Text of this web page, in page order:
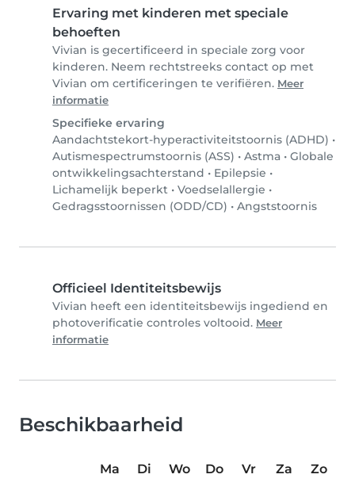
Ervaring met kinderen met speciale
behoeften
Vivian is gecertificeerd in speciale zorg voor
kinderen. Neem rechtstreeks contact op met
Vivian om certificeringen te verifiëren. Meer
informatie
Specifieke ervaring
Aandachtstekort-hyperactiviteitstoornis (ADHD) •
Autismespectrumstoornis (ASS) • Astma • Globale
ontwikkelingsachterstand • Epilepsie •
Lichamelijk beperkt • Voedselallergie •
Gedragsstoornissen (ODD/CD) • Angststoornis
Officieel Identiteitsbewijs
Vivian heeft een identiteitsbewijs ingediend en
photoverificatie controles voltooid. Meer
informatie
Beschikbaarheid
Ma Di Wo Do Vr Za
Zo